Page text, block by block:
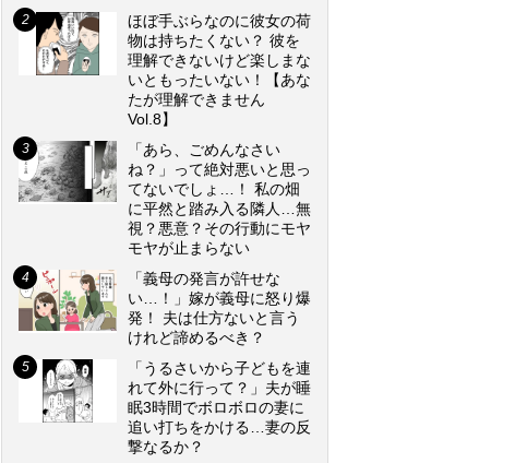
ほぼ手ぶらなのに彼女の荷
物は持ちたくない？ 彼を
理解できないけど楽しまな
いともったいない！【あな
たが理解できません
Vol.8】
「あら、ごめんなさい
ね？」って絶対悪いと思っ
てないでしょ…！ 私の畑
に平然と踏み入る隣人…無
視？悪意？その行動にモヤ
モヤが止まらない
「義母の発言が許せな
い…！」嫁が義母に怒り爆
発！ 夫は仕方ないと言う
けれど諦めるべき？
「うるさいから子どもを連
れて外に行って？」夫が睡
眠3時間でボロボロの妻に
追い打ちをかける…妻の反
撃なるか？